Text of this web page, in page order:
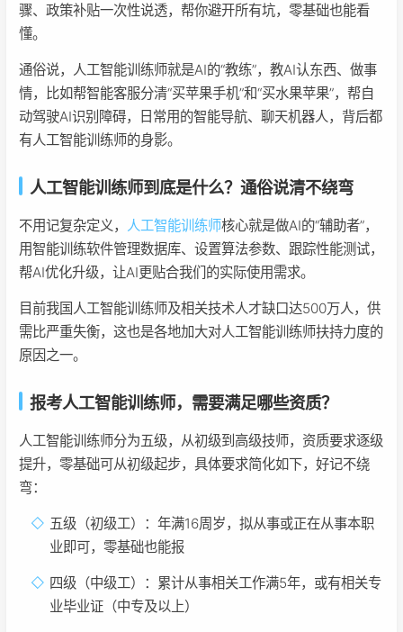
骤、政策补贴一次性说透，帮你避开所有坑，零基础也能看
懂。
通俗说，人工智能训练师就是AI的“教练”，教AI认东西、做事
情，比如帮智能客服分清“买苹果手机”和“买水果苹果”，帮自
动驾驶AI识别障碍，日常用的智能导航、聊天机器人，背后都
有人工智能训练师的身影。
人工智能训练师到底是什么？通俗说清不绕弯
不用记复杂定义， 人工智能训练师核心就是做AI的“辅助者”，
用智能训练软件管理数据库、设置算法参数、跟踪性能测试，
帮AI优化升级，让AI更贴合我们的实际使用需求。
目前我国人工智能训练师及相关技术人才缺口达500万人，供
需比严重失衡，这也是各地加大对人工智能训练师扶持力度的
原因之一。
报考人工智能训练师，需要满足哪些资质？
人工智能训练师分为五级，从初级到高级技师，资质要求逐级
提升，零基础可从初级起步，具体要求简化如下，好记不绕
弯：
五级（初级工）：年满16周岁，拟从事或正在从事本职
业即可，零基础也能报
四级（中级工）：累计从事相关工作满5年，或有相关专
业毕业证（中专及以上）